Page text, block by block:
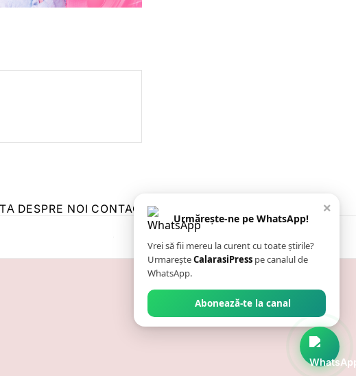
DESPRE NOI CONTACT ZIARUL ANUNȚUL CĂLĂRĂȘEAN
×
Urmărește-ne pe WhatsApp!
Vrei să fii mereu la curent cu toate știrile?
UrmareșteCalarasiPress pe canalul de
WhatsApp.
Abonează-te la canal